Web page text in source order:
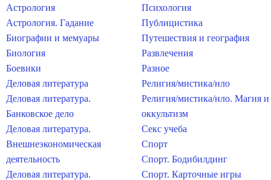
Астрология
Астрология. Гадание
Биографии и мемуары
Биология
Боевики
Деловая литература
Деловая литература.
Банковское дело
Деловая литература.
Внешнеэкономическая
деятельность
Деловая литература.
Психология
Публицистика
Путешествия и география
Развлечения
Разное
Религия/мистика/нло
Религия/мистика/нло. Магия и
оккультизм
Секс учеба
Спорт
Спорт. Бодибилдинг
Спорт. Карточные игры